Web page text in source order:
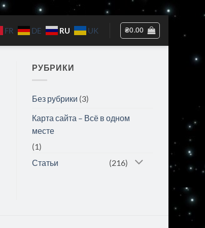
FR DE RU UK ₴0.00
РУБРИКИ
Без рубрики (3)
Карта сайта – Всё в одном
месте
(1)
Статьи
(216)